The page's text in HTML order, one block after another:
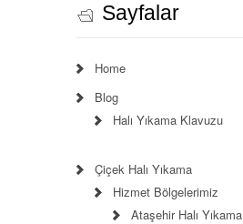
Sayfalar
Home
Blog
Halı Yıkama Klavuzu
Çiçek Halı Yıkama
Hizmet Bölgelerimiz
Ataşehir Halı Yıkama